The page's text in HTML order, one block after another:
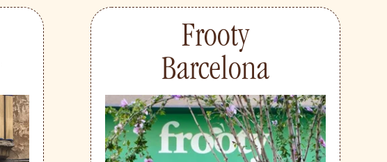
Frooty
Barcelona